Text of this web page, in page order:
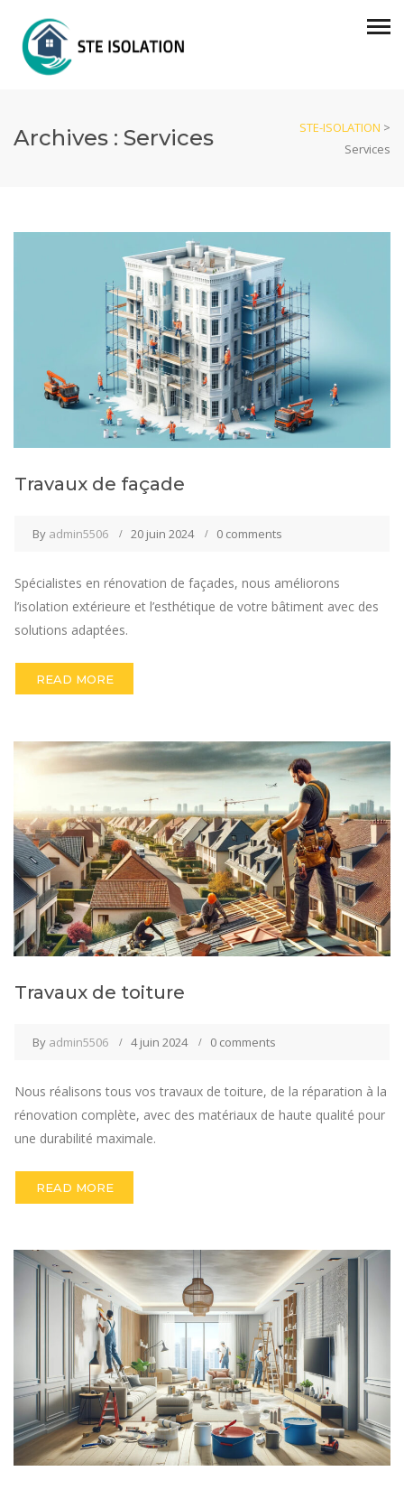
Archives : Services STE-ISOLATION >
Services
Travaux de façade
By admin5506 20 juin 2024 0 comments
Spécialistes en rénovation de façades, nous améliorons
l’isolation extérieure et l’esthétique de votre bâtiment avec des
solutions adaptées.
READ MORE
Travaux de toiture
By admin5506 4 juin 2024 0 comments
Nous réalisons tous vos travaux de toiture, de la réparation à la
rénovation complète, avec des matériaux de haute qualité pour
une durabilité maximale.
READ MORE